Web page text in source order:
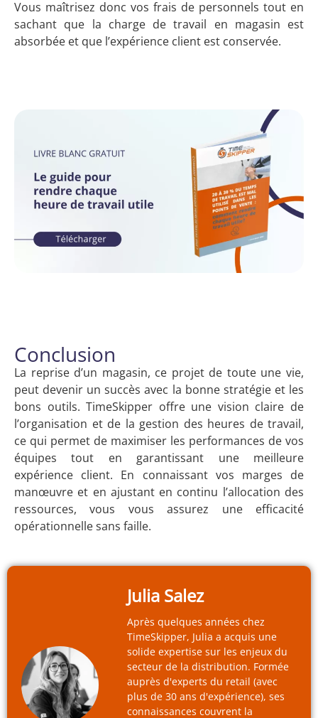
Vous maîtrisez donc vos frais de personnels tout en
sachant que la charge de travail en magasin est
absorbée et que l’expérience client est conservée.
Conclusion
La reprise d’un magasin, ce projet de toute une vie,
peut devenir un succès avec la bonne stratégie et les
bons outils. TimeSkipper offre une vision claire de
l’organisation et de la gestion des heures de travail,
ce qui permet de maximiser les performances de vos
équipes tout en garantissant une meilleure
expérience client. En connaissant vos marges de
manœuvre et en ajustant en continu l’allocation des
ressources, vous vous assurez une efficacité
opérationnelle sans faille.
Julia Salez
Après quelques années chez
TimeSkipper, Julia a acquis une
solide expertise sur les enjeux du
secteur de la distribution. Formée
auprès d'experts du retail (avec
plus de 30 ans d'expérience), ses
connaissances couvrent la